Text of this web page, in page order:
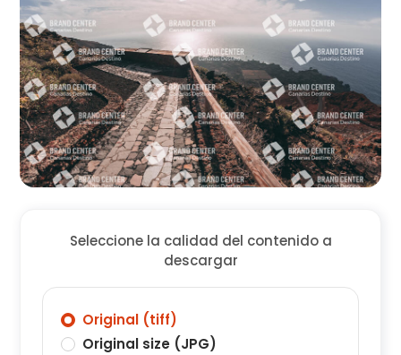
Seleccione la calidad del contenido a
descargar
Original (tiff)
Original size (JPG)